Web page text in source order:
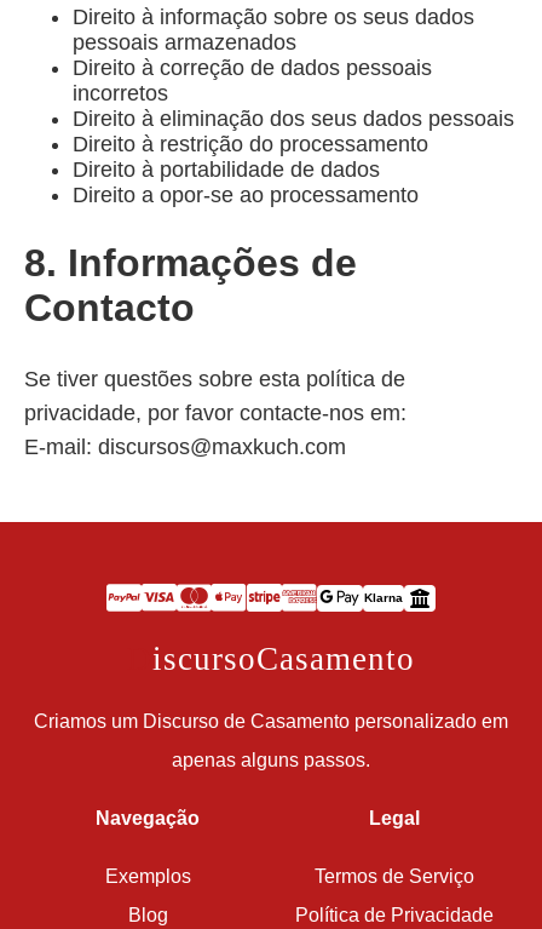
Direito à informação sobre os seus dados
pessoais armazenados
Direito à correção de dados pessoais
incorretos
Direito à eliminação dos seus dados pessoais
Direito à restrição do processamento
Direito à portabilidade de dados
Direito a opor-se ao processamento
8. Informações de
Contacto
Se tiver questões sobre esta política de
privacidade, por favor contacte-nos em:
E-mail: discursos@maxkuch.com
Klarna
DiscursoCasamento
Criamos um Discurso de Casamento personalizado em
apenas alguns passos.
Navegação
Exemplos
Blog
Legal
Termos de Serviço
Política de Privacidade